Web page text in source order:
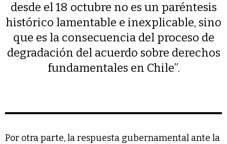
desde el 18 octubre no es un paréntesis
histórico lamentable e inexplicable, sino
que es la consecuencia del proceso de
degradación del acuerdo sobre derechos
fundamentales en Chile”.
Por otra parte, la respuesta gubernamental ante la